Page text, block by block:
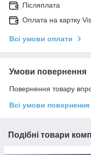
Післяплата
Оплата на картку
Всі умови оплати
Умови повернення
Повернення товару
Всі умови повернення
Подібні товари